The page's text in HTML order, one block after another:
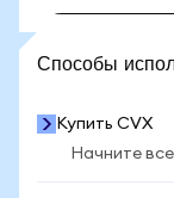
Способы
Купить CVX
Начните